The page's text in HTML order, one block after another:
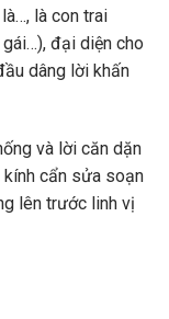
là con trai
đại diện cho
dâng lời khấn
và lời căn dặn
kính cẩn sửa soạn
lên trước linh vị